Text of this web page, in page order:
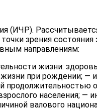
(ИЧР).
зрения состояния
направлениям:
жизни:
при рождении; —
населения; —
валового